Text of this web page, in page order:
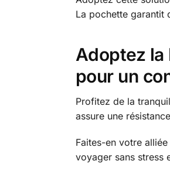
La pochette garantit
Adoptez la
pour un
Profitez de la
assure une
Faites-en votre
voyager sans stress